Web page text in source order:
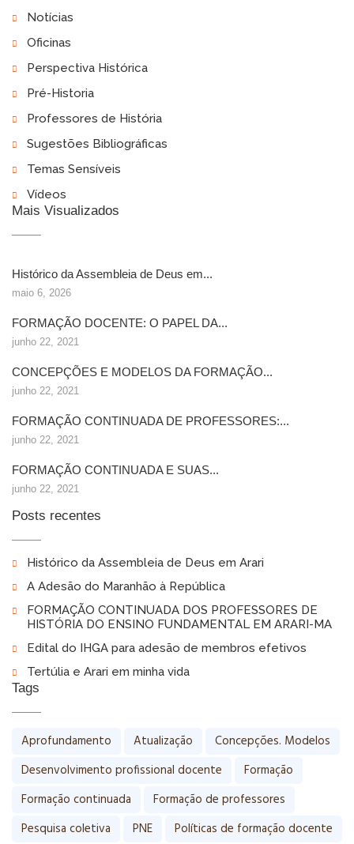
Notícias
Oficinas
Perspectiva Histórica
Pré-Historia
Professores de História
Sugestões Bibliográficas
Temas Sensíveis
Vídeos
Mais Visualizados
Histórico da Assembleia de Deus em...
maio 6, 2026
FORMAÇÃO DOCENTE: O PAPEL DA...
junho 22, 2021
CONCEPÇÕES E MODELOS DA FORMAÇÃO...
junho 22, 2021
FORMAÇÃO CONTINUADA DE PROFESSORES:...
junho 22, 2021
FORMAÇÃO CONTINUADA E SUAS...
junho 22, 2021
Posts recentes
Histórico da Assembleia de Deus em Arari
A Adesão do Maranhão à República
FORMAÇÃO CONTINUADA DOS PROFESSORES DE
HISTÓRIA DO ENSINO FUNDAMENTAL EM ARARI-MA
Edital do IHGA para adesão de membros efetivos
Tertúlia e Arari em minha vida
Tags
Aprofundamento Atualização
Concepções. Modelos
Desenvolvimento profissional docente
Formação
Formação continuada
Formação de professores
Pesquisa coletiva
PNE Políticas de formação docente